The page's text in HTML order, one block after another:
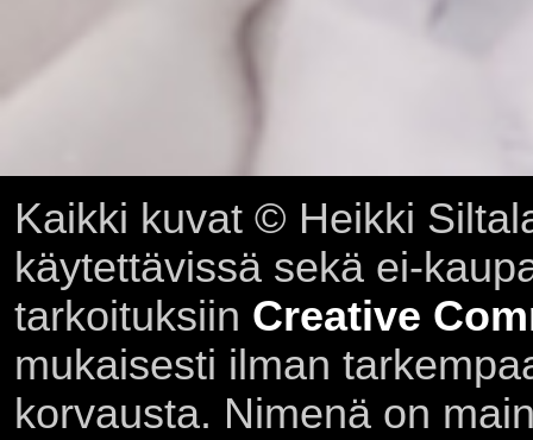
Kaikki kuvat © Heikki
käytettävissä sekä ei-
tarkoituksiin Creative
mukaisesti ilman
korvausta. Nimenä on